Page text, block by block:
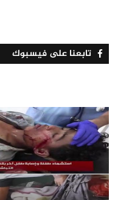
تابعنا على فيسبوك